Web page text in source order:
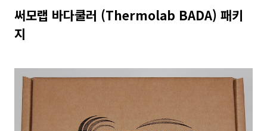
써모랩 바다쿨러 (Thermolab BADA) 패키
지